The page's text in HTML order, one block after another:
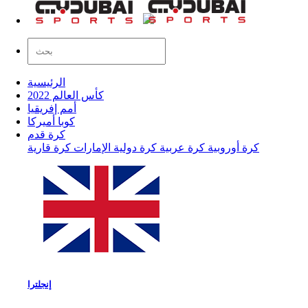
الرئيسية
كأس العالم 2022
أمم إفريقيا
كوبا أميركا
كرة قدم
كرة أوروبية كرة عربية كرة دولية الإمارات كرة قارية
إنجلترا